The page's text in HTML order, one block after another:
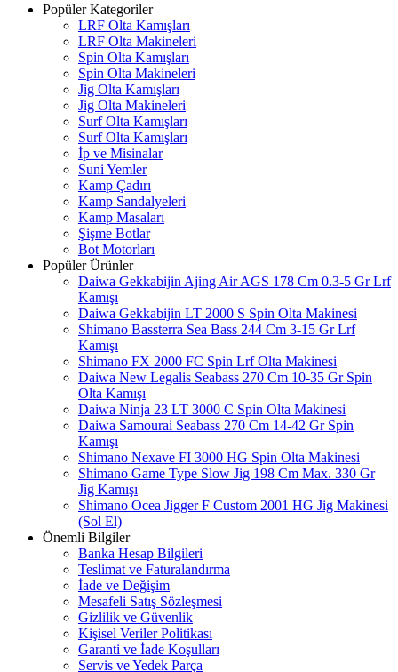
Popüler Kategoriler
LRF Olta Kamışları
LRF Olta Makineleri
Spin Olta Kamışları
Spin Olta Makineleri
Jig Olta Kamışları
Jig Olta Makineleri
Surf Olta Kamışları
Surf Olta Kamışları
İp ve Misinalar
Suni Yemler
Kamp Çadırı
Kamp Sandalyeleri
Kamp Masaları
Şişme Botlar
Bot Motorları
Popüler Ürünler
Daiwa Gekkabijin Ajing Air AGS 178 Cm 0.3-5 Gr Lrf
Kamışı
Daiwa Gekkabijin LT 2000 S Spin Olta Makinesi
Shimano Bassterra Sea Bass 244 Cm 3-15 Gr Lrf
Kamışı
Shimano FX 2000 FC Spin Lrf Olta Makinesi
Daiwa New Legalis Seabass 270 Cm 10-35 Gr Spin
Olta Kamışı
Daiwa Ninja 23 LT 3000 C Spin Olta Makinesi
Daiwa Samourai Seabass 270 Cm 14-42 Gr Spin
Kamışı
Shimano Nexave FI 3000 HG Spin Olta Makinesi
Shimano Game Type Slow Jig 198 Cm Max. 330 Gr
Jig Kamışı
Shimano Ocea Jigger F Custom 2001 HG Jig Makinesi
(Sol El)
Önemli Bilgiler
Banka Hesap Bilgileri
Teslimat ve Faturalandırma
İade ve Değişim
Mesafeli Satış Sözleşmesi
Gizlilik ve Güvenlik
Kişisel Veriler Politikası
Garanti ve İade Koşulları
Servis ve Yedek Parça